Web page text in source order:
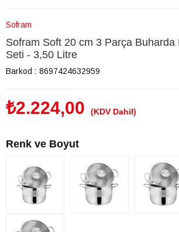
Sofram
Sofram Soft 20 cm 3 Parça Buharda
Seti - 3,50 Litre
Barkod : 8697424632959
₺2.224,00 (KDV Dahil)
Renk ve Boyut